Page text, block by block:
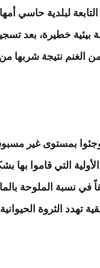
لبلدية حاسي
بيئية خطيرة، بعد
من الغنم نتيجة شربها من
بمستوى غير
التي قاموا بها
في نسبة الملوحة
تهدد الثروة